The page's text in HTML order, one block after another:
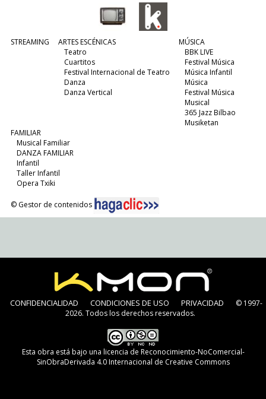
STREAMING
ARTES ESCÉNICAS
Teatro
Cuartitos
Festival Internacional de Teatro
Danza
Danza Vertical
MÚSICA
BBK LIVE
Festival Música
Música Infantil
Música
Festival Música
Musical
365 Jazz Bilbao
Musiketan
FAMILIAR
Musical Familiar
DANZA FAMILIAR
Infantil
Taller Infantil
Opera Txiki
© Gestor de contenidos
CONFIDENCIALIDAD CONDICIONES DE USO PRIVACIDAD
© 1997-
2026. Todos los derechos reservados.
Esta obra está bajo una licencia de Reconocimiento-NoComercial-
SinObraDerivada 4.0 Internacional de Creative Commons